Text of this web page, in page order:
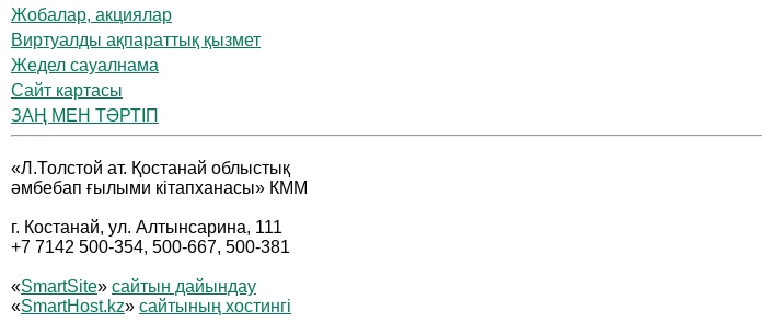
Жобалар, акциялар
Виртуалды ақпараттық қызмет
Жедел сауалнама
Сайт картасы
ЗАҢ МЕН ТӘРТІП
«Л.Толстой ат. Қостанай облыстық
әмбебап ғылыми кітапханасы» КММ
г. Костанай, ул. Алтынсарина, 111
+7 7142 500-354, 500-667, 500-381
«SmartSite» сайтын дайындау
«SmartHost.kz» сайтының хостингі